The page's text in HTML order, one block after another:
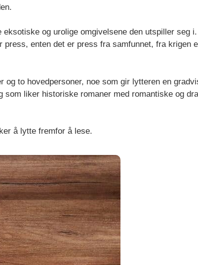
og urolige omgivelsene den utspiller seg i.
enten det er press fra samfunnet, fra krigen
to hovedpersoner, noe som gir lytteren en
som liker historiske romaner med romantiske og
å lytte fremfor å lese.